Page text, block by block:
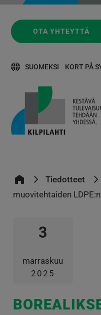
SUOMEKSI KORT PÅ
OTA YHTEYTTÄ
Tiedotteet
muovitehtaiden
3
marraskuu
2025